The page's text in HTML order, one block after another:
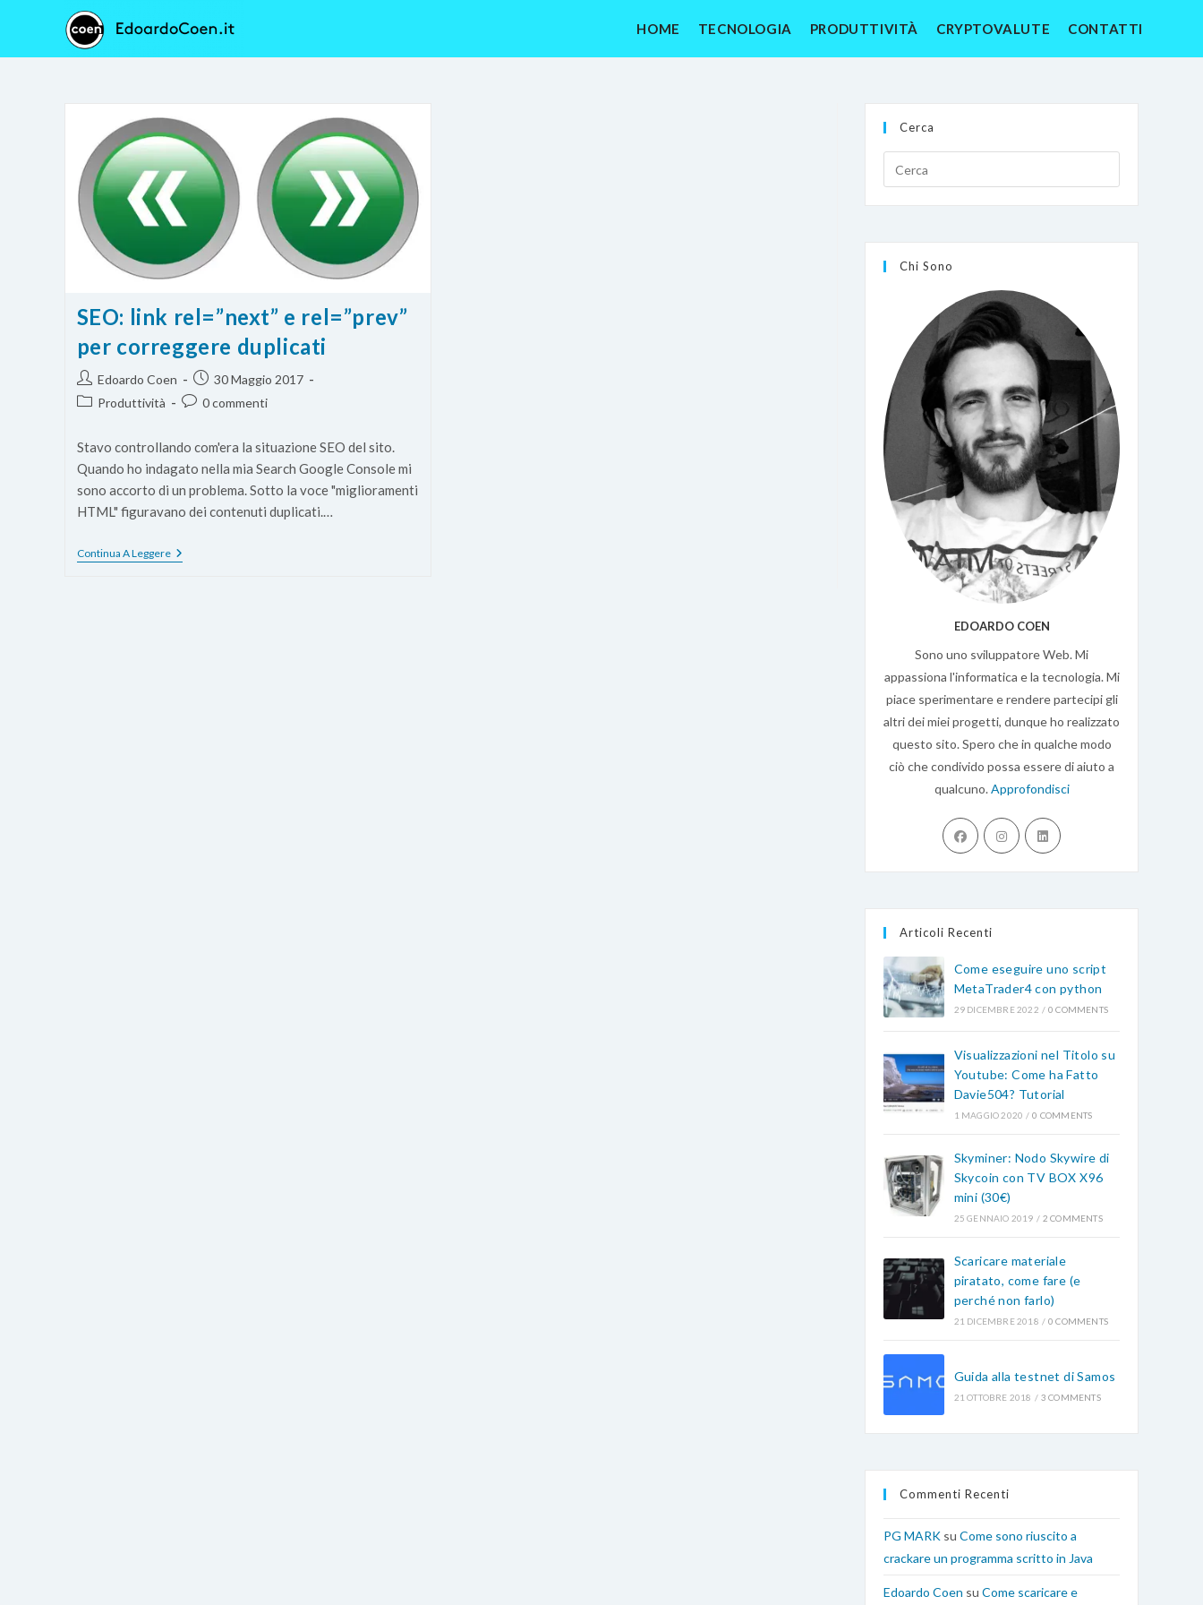
contenuto
HOME TECNOLOGIA PRODUTTIVITÀ CRYPTOVALUTE CONTATTI
SEO: link rel=”next” e rel=”prev”
per correggere duplicati
Autore
dell'articolo:
Edoardo Coen
Articolo
pubblicato:
30 Maggio 2017
Categoria
Produttività
Commenti
0 commenti
Stavo controllando com'era la situazione SEO del sito.
Quando ho indagato nella mia Search Google Console mi
sono accorto di un problema. Sotto la voce "miglioramenti
HTML" figuravano dei contenuti duplicati.…
Continua A LeggereSEO:
Link
Cerca
Chi Sono
EDOARDO COEN
Sono uno sviluppatore Web. Mi
appassiona l'informatica e la tecnologia. Mi
piace sperimentare e rendere partecipi gli
altri dei miei progetti, dunque ho realizzato
questo sito. Spero che in qualche modo
ciò che condivido possa essere di aiuto a
qualcuno.Approfondisci
Opens
in
Opens
in
Opens
Articoli Recenti
Come eseguire uno script
MetaTrader4 con python
29 DICEMBRE 2022 / 0 COMMENTS
Visualizzazioni nel Titolo su
Youtube: Come ha Fatto
Davie504? Tutorial
1 MAGGIO 2020 / 0 COMMENTS
Skyminer: Nodo Skywire di
Skycoin con TV BOX X96
mini (30€)
25 GENNAIO 2019 / 2 COMMENTS
Scaricare materiale
piratato, come fare (e
perché non farlo)
21 DICEMBRE 2018 / 0 COMMENTS
Guida alla testnet di Samos
21 OTTOBRE 2018 / 3 COMMENTS
Commenti Recenti
PG MARK su Come sono riuscito a
crackare un programma scritto in Java
Edoardo Coen su Come scaricare e